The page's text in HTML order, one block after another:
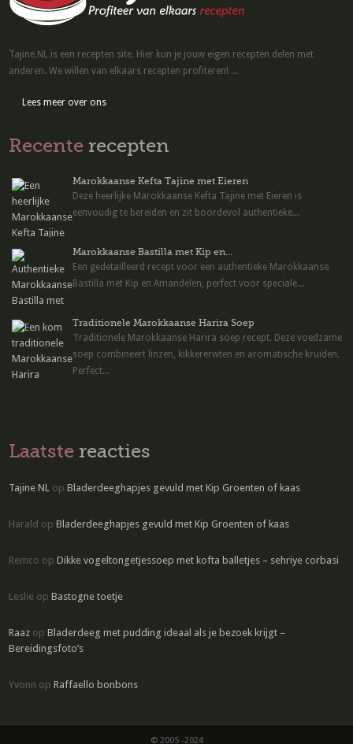
Tajine.NL is een recepten site. Hier kun je jouw eigen recepten delen met
anderen. We willen van elkaars recepten profiteren! ...
Lees meer over ons
Recente recepten
Marokkaanse Kefta Tajine met Eieren
Deze heerlijke Marokkaanse Kefta Tajine met Eieren is
eenvoudig te bereiden en zit boordevol authentieke...
Marokkaanse Bastilla met Kip en...
Een gedetailleerd recept voor een authentieke Marokkaanse
Bastilla met Kip en Amandelen, perfect voor speciale...
Traditionele Marokkaanse Harira Soep
Traditionele Marokkaanse Harira soep recept. Deze voedzame
soep combineert linzen, kikkererwten en aromatische kruiden.
Perfect...
Laatste reacties
Tajine NL opBladerdeeghapjes gevuld met Kip Groenten of kaas
Harald opBladerdeeghapjes gevuld met Kip Groenten of kaas
Remco opDikke vogeltongetjessoep met kofta balletjes – sehriye corbasi
Leslie opBastogne toetje
Raaz opBladerdeeg met pudding ideaal als je bezoek krijgt –
Bereidingsfoto’s
Yvonn opRaffaello bonbons
© 2005 -2024